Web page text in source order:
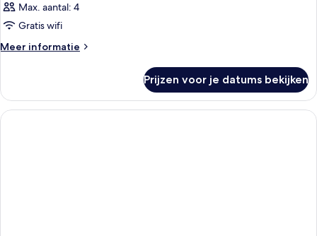
Max. aantal: 4
Gratis wifi
Meer informatie
Meer
Prijzen voor je datums bekijken